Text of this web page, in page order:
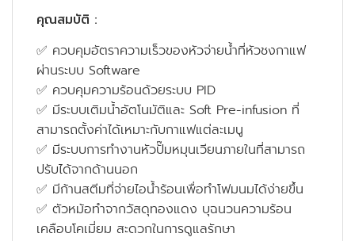
คุณสมบัติ :
✅ ควบคุมอัตราความเร็วของหัวจ่ายน้ำที่หัวชงกาแฟ
ผ่านระบบ Software
✅ ควบคุมความร้อนด้วยระบบ PID
✅ มีระบบเติมน้ำอัตโนมัติและ Soft Pre-infusion ที่
สามารถตั้งค่าได้เหมาะกับกาแฟแต่ละเมนู
✅ มีระบบการทำงานหัวปั๊มหมุนเวียนภายในที่สามารถ
ปรับได้จากด้านนอก
✅ มีก้านสตีมที่จ่ายไอน้ำร้อนเพื่อทำโฟมนมได้ง่ายขึ้น
✅ ตัวหม้อทำจากวัสดุทองแดง บุฉนวนความร้อน
เคลือบโคเมี่ยม สะดวกในการดูแลรักษา